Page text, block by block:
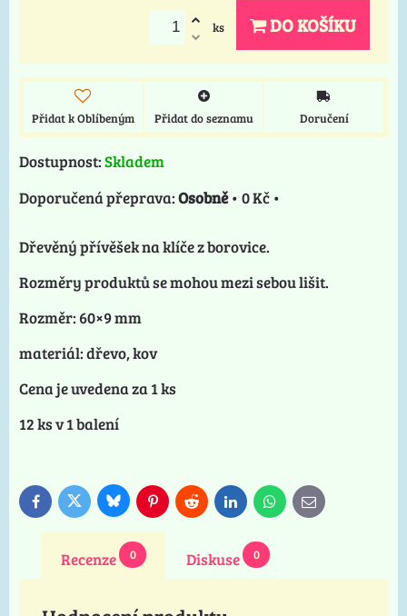
ks DO KOŠÍKU
Přidat k Oblíbeným Přidat do seznamu Doručení
Dostupnost:Skladem
Osobně• 0 Kč •
Dřevěný přívěšek na klíče z borovice.
Rozměry produktů se mohou mezi sebou lišit.
Rozměr: 60×9 mm
materiál: dřevo, kov
Cena je uvedena za 1 ks
12 ks v 1 balení
FacebookTwitterBlueskyPinterestReddit LinkedInWhatsApp
E-
mail
Recenze 0 Diskuse 0